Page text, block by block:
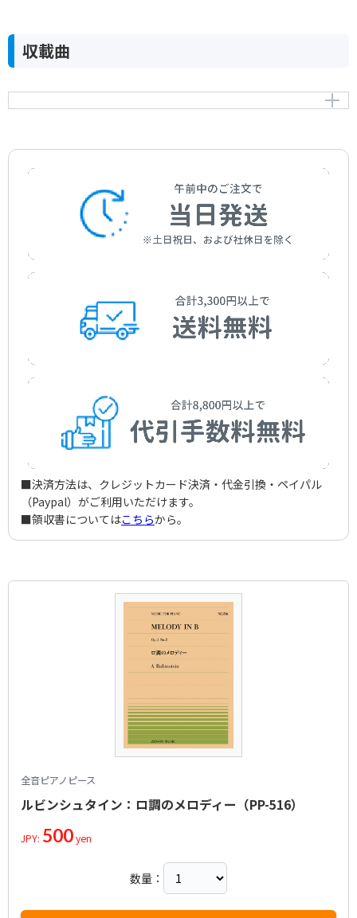
収載曲
ロ調のメロディー
作曲者：ルビンシュタイン，アントン
■決済方法は、クレジットカード決済・代金引換・ペイパル
（Paypal）がご利用いただけます。
■領収書についてはこちらから。
全音ピアノピース
ルビンシュタイン：ロ調のメロディー（PP-516）
JPY: 500yen
数量：